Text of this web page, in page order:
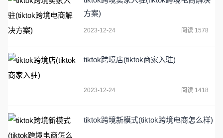
方案)
2023-12-24 阅读 1578
tiktok跨境店(tiktok商家入驻)
2023-12-24 阅读 1418
tiktok跨境新模式(tiktok跨境电商怎么样)